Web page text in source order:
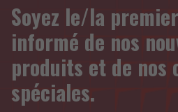
Soyez le/la
informé de nos
produits et de nos
spéciales.